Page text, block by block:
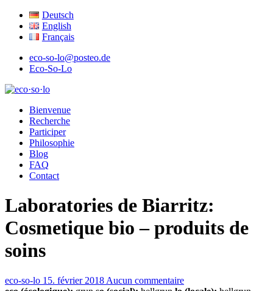
Deutsch
English
Français
eco-so-lo@posteo.de
Eco-So-Lo
eco·so·lo
Bienvenue
Recherche
Participer
Philosophie
Blog
FAQ
Contact
Laboratories de Biarritz:
Cosmetique bio – produits de
soins
eco-so-lo 15. février 2018 Aucun commentaire